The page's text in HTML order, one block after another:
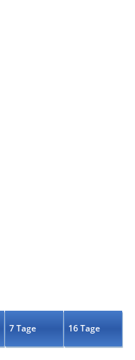
7 Tage 16 Tage